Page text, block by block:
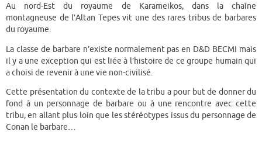
Au nord-Est du royaume de Karameikos, dans la chaîne
montagneuse de l’Altan Tepes vit une des rares tribus de barbares
du royaume.
La classe de barbare n’existe normalement pas en D&D BECMI mais
il y a une exception qui est liée à l’histoire de ce groupe humain qui
a choisi de revenir à une vie non-civilisé.
Cette présentation du contexte de la tribu a pour but de donner du
fond à un personnage de barbare ou à une rencontre avec cette
tribu, en allant plus loin que les stéréotypes issus du personnage de
Conan le barbare…